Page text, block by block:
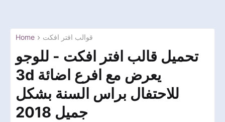
Home قوالب افتر افكت
تحميل قالب افتر افكت - للوجو
3d يعرض مع افرع اضائة
للاحتفال براس السنة بشكل
جميل 2018